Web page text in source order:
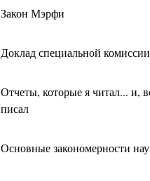
Закон Мэрфи
Доклад специальной комиссии
Отчеты, которые я читал... и,
писал
Основные закономерности